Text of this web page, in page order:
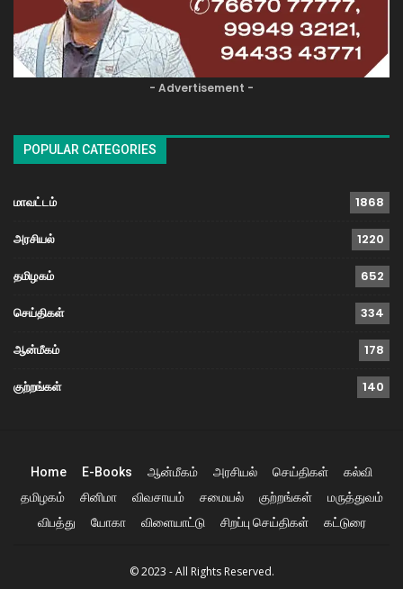
- Advertisement -
POPULAR CATEGORIES
மாவட்டம் 1868
அரசியல் 1220
தமிழகம் 652
செய்திகள் 334
ஆன்மீகம் 178
குற்றங்கள் 140
Home E-Books ஆன்மீகம் அரசியல் செய்திகள்
கல்வி
தமிழகம்
சினிமா விவசாயம் சமையல் குற்றங்கள்
மருத்துவம்
விபத்து
யோகா விளையாட்டு சிறப்பு செய்திகள் கட்டுரை
© 2023 - All Rights Reserved.